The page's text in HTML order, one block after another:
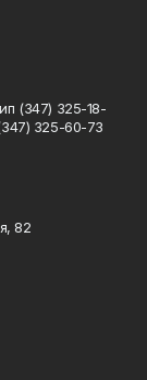
(347) 325-18-
325-60-73
82